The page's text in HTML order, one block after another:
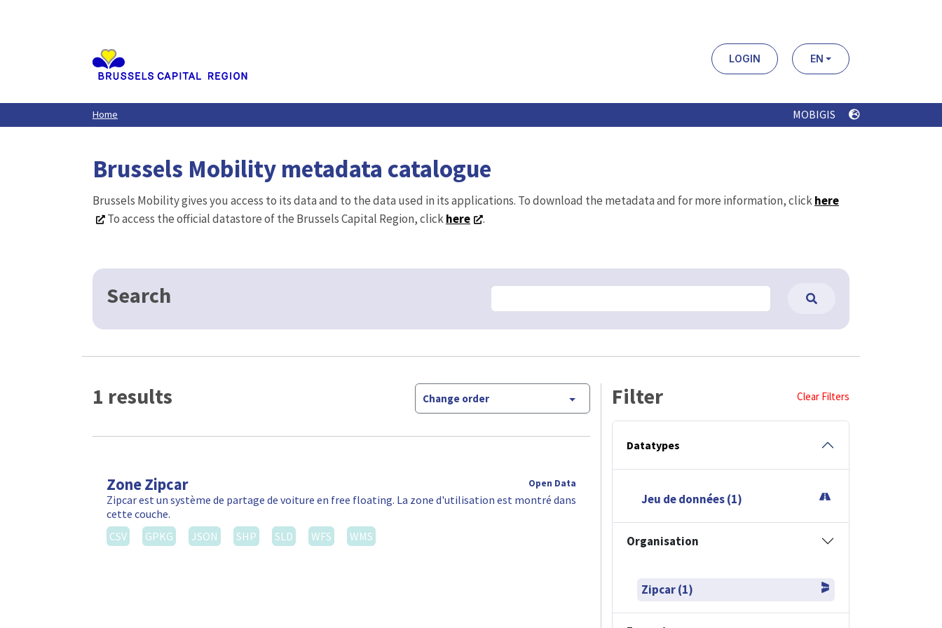
LOGIN EN
Home MOBIGIS
Brussels Mobility metadata catalogue
Brussels Mobility gives you access to its data and to the data used in its applications. To download the metadata and for more information, clickhere
To access the official datastore of the Brussels Capital Region, clickhere .
Search
1 results Change order
Zone Zipcar Open Data
Zipcar est un système de partage de voiture en free floating. La zone d'utilisation est montré dans
cette couche.
CSV
GPKG JSON SHP SLD WFS WMS
Filter Clear Filters
Datatypes
Jeu de données (1)
Organisation
Zipcar (1)